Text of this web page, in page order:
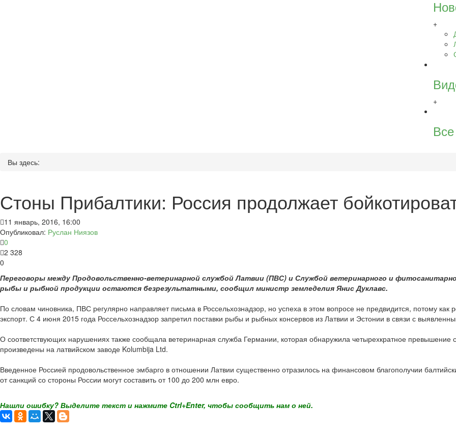
+
+
Вы здесь:
Стоны Прибалтики: Россия продолжает
11 январь, 2016, 16:00
Опубликовал: Руслан Ниязов
0
2 328
0
Переговоры между Продовольственно-ветеринарной службой Латвии (ПВС) и Службой ветеринарного и
рыбы и рыбной продукции остаются безрезультатными, сообщил министр земледелия Янис Дуклавс.
По словам чиновника, ПВС регулярно направляет письма в Россельхознадзор, но успеха в этом вопросе не предвидится, потому как
экспорт. С 4 июня 2015 года Россельхознадзор запретил поставки рыбы и рыбных консервов из Латвии и Эстонии в связи с
О соответствующих нарушениях также сообщала ветеринарная служба Германии, которая обнаружила четырехкратное превышение
произведены на латвийском заводе Kolumbija Ltd.
Введенное Россией продовольственное эмбарго в отношении Латвии существенно отразилось на финансовом благополучии
от санкций со стороны России могут составить от 100 до 200 млн евро.
Нашли ошибку? Выделите текст и нажмите Ctrl+Enter, чтобы сообщить нам о ней.